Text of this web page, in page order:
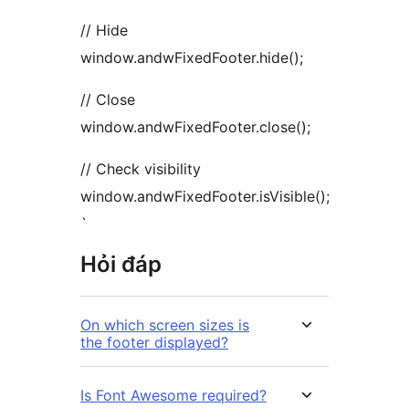
// Hide
window.andwFixedFooter.hide();
// Close
window.andwFixedFooter.close();
// Check visibility
window.andwFixedFooter.isVisible();
`
Hỏi đáp
On which screen sizes is
the footer displayed?
Is Font Awesome required?